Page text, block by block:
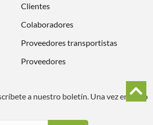
Clientes
Colaboradores
Proveedores transportistas
Proveedores
a nuestro boletín. Una vez enviado